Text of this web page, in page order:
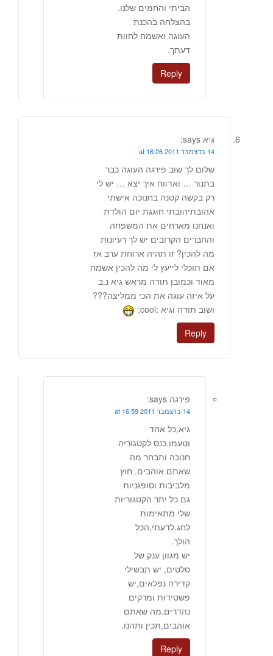
הביתי והחמים שלנו.
בהצלחה בהכנת
העוגה ואשמח לחוות
דעתך.
Reply
גיא says:
14 בדצמבר 2011 at 16:26
שלום לך שוב פירגה העוגה כבר
בתנור … ואדווח איך יצא … יש לי
רק בקשה קטנה בחנוכה אישתי
אהובתיהובתי חוגגת יום הולדת
ואנחנו מארחים את המשפחה
והחברים הקרובים יש לך רעיונות
מה להכין? זו תהיה ארוחת ערב אז
אם תוכלי לייעץ לי מה להכין אשמח
מאוד וכמובן תודה מראש גיא נ.ב
על איזה עוגה את הכי ממליצה???
ושוב תודה וגיא :cool:
Reply
פירגה says:
14 בדצמבר 2011 at 16:59
גיא,כל אחד
וטעמו.כנס לקטגוריה
חנוכה ותבחר מה
שאתם אוהבים. חוץ
מלביבות וסופגניות
גם כל יתר הקטגוריות
שלי מתאימות
לחג.לדעתי,הכל
הולך.
יש מגוון ענק של
סלטים, יש תבשילי
קדירה נפלאים,יש
פשטידות ומרקים
נהדרים.מה שאתם
אוהבים,תכין ותהנו.
Reply